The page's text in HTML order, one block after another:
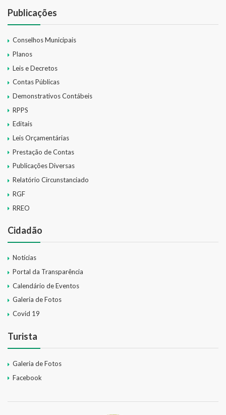
Concurso Público
Processo Seletivo
Repasses e Transferências
Publicações
Conselhos Municipais
Planos
Leis e Decretos
Contas Públicas
Demonstrativos Contábeis
RPPS
Editais
Leis Orçamentárias
Prestação de Contas
Publicações Diversas
Relatório Circunstanciado
RGF
RREO
Cidadão
Notícias
Portal da Transparência
Calendário de Eventos
Galeria de Fotos
Covid 19
Turista
Galeria de Fotos
Facebook